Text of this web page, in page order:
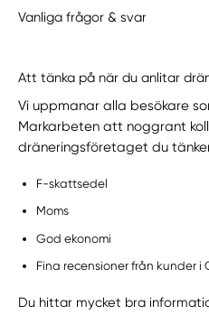
Vanliga frågor & svar
Att tänka på när du anlitar
Vi uppmanar alla besökare
Markarbeten att noggrant
dräneringsföretaget du
F-skattsedel
Moms
God ekonomi
Fina recensioner från kunder i
Du hittar mycket bra